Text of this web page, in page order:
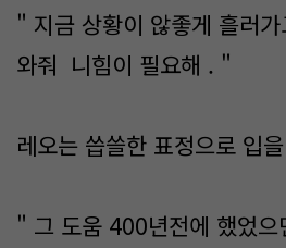
" 지금 상황이 않좋게 흘러
와줘 니힘이 필요해 . "
레오는 씁쓸한 표정으로 입
" 그 도움 400년전에 했었으